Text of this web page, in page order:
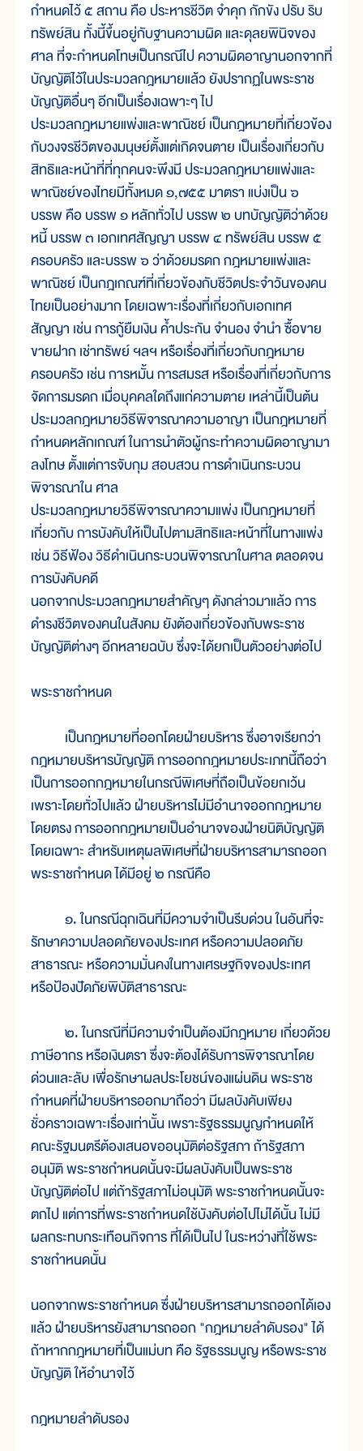
กำหนดไว้ ๕ สถาน คือ ประหารชีวิต จำคุก กักขัง ปรับ ริบ
ทรัพย์สิน ทั้งนี้ขึ้นอยู่กับฐานความผิด และดุลยพินิจของ
ศาล ที่จะกำหนดโทษเป็นกรณีไป ความผิดอาญานอกจากที่
บัญญัติไว้ในประมวลกฎหมายแล้ว ยังปรากฏในพระราช
บัญญัติอื่นๆ อีกเป็นเรื่องเฉพาะๆ ไป
ประมวลกฎหมายแพ่งและพาณิชย์ เป็นกฎหมายที่เกี่ยวข้อง
กับวงจรชีวิตของมนุษย์ตั้งแต่เกิดจนตาย เป็นเรื่องเกี่ยวกับ
สิทธิและหน้าที่ที่ทุกคนจะพึงมี ประมวลกฎหมายแพ่งและ
พาณิชย์ของไทยมีทั้งหมด ๑,๗๕๕ มาตรา แบ่งเป็น ๖
บรรพ คือ บรรพ ๑ หลักทั่วไป บรรพ ๒ บทบัญญัติว่าด้วย
หนี้ บรรพ ๓ เอกเทศสัญญา บรรพ ๔ ทรัพย์สิน บรรพ ๕
ครอบครัว และบรรพ ๖ ว่าด้วยมรดก กฎหมายแพ่งและ
พาณิชย์ เป็นกฎเกณฑ์ที่เกี่ยวข้องกับชีวิตประจำวันของคน
ไทยเป็นอย่างมาก โดยเฉพาะเรื่องที่เกี่ยวกับเอกเทศ
สัญญา เช่น การกู้ยืมเงิน ค้ำประกัน จำนอง จำนำ ซื้อขาย
ขายฝาก เช่าทรัพย์ ฯลฯ หรือเรื่องที่เกี่ยวกับกฎหมาย
ครอบครัว เช่น การหมั้น การสมรส หรือเรื่องที่เกี่ยวกับการ
จัดการมรดก เมื่อบุคคลใดถึงแก่ความตาย เหล่านี้เป็นต้น
ประมวลกฎหมายวิธีพิจารณาความอาญา เป็นกฎหมายที่
กำหนดหลักเกณฑ์ ในการนำตัวผู้กระทำความผิดอาญามา
ลงโทษ ตั้งแต่การจับกุม สอบสวน การดำเนินกระบวน
พิจารณาใน ศาล
ประมวลกฎหมายวิธีพิจารณาความแพ่ง เป็นกฎหมายที่
เกี่ยวกับ การบังคับให้เป็นไปตามสิทธิและหน้าที่ในทางแพ่ง
เช่น วิธีฟ้อง วิธีดำเนินกระบวนพิจารณาในศาล ตลอดจน
การบังคับคดี
นอกจากประมวลกฎหมายสำคัญๆ ดังกล่าวมาแล้ว การ
ดำรงชีวิตของคนในสังคม ยังต้องเกี่ยวข้องกับพระราช
บัญญัติต่างๆ อีกหลายฉบับ ซึ่งจะได้ยกเป็นตัวอย่างต่อไป
พระราชกำหนด
เป็นกฎหมายที่ออกโดยฝ่ายบริหาร ซึ่งอาจเรียกว่า
กฎหมายบริหารบัญญัติ การออกกฎหมายประเภทนี้ถือว่า
เป็นการออกกฎหมายในกรณีพิเศษที่ถือเป็นข้อยกเว้น
เพราะโดยทั่วไปแล้ว ฝ่ายบริหารไม่มีอำนาจออกกฎหมาย
โดยตรง การออกกฎหมายเป็นอำนาจของฝ่ายนิติบัญญัติ
โดยเฉพาะ สำหรับเหตุผลพิเศษที่ฝ่ายบริหารสามารถออก
พระราชกำหนด ได้มีอยู่ ๒ กรณีคือ
๑. ในกรณีฉุกเฉินที่มีความจำเป็นรีบด่วน ในอันที่จะ
รักษาความปลอดภัยของประเทศ หรือความปลอดภัย
สาธารณะ หรือความมั่นคงในทางเศรษฐกิจของประเทศ
หรือป้องปัดภัยพิบัติสาธารณะ
๒. ในกรณีที่มีความจำเป็นต้องมีกฎหมาย เกี่ยวด้วย
ภาษีอากร หรือเงินตรา ซึ่งจะต้องได้รับการพิจารณาโดย
ด่วนและลับ เพื่อรักษาผลประโยชน์ของแผ่นดิน พระราช
กำหนดที่ฝ่ายบริหารออกมาถือว่า มีผลบังคับเพียง
ชั่วคราวเฉพาะเรื่องเท่านั้น เพราะรัฐธรรมนูญกำหนดให้
คณะรัฐมนตรีต้องเสนอขออนุมัติต่อรัฐสภา ถ้ารัฐสภา
อนุมัติ พระราชกำหนดนั้นจะมีผลบังคับเป็นพระราช
บัญญัติต่อไป แต่ถ้ารัฐสภาไม่อนุมัติ พระราชกำหนดนั้นจะ
ตกไป แต่การที่พระราชกำหนดใช้บังคับต่อไปไม่ได้นั้น ไม่มี
ผลกระทบกระเทือนกิจการ ที่ได้เป็นไป ในระหว่างที่ใช้พระ
ราชกำหนดนั้น
นอกจากพระราชกำหนด ซึ่งฝ่ายบริหารสามารถออกได้เอง
แล้ว ฝ่ายบริหารยังสามารถออก "กฎหมายลำดับรอง" ได้
ถ้าหากกฎหมายที่เป็นแม่บท คือ รัฐธรรมนูญ หรือพระราช
บัญญัติ ให้อำนาจไว้
กฎหมายลำดับรอง